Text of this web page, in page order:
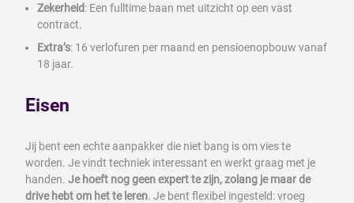
Zekerheid: Een fulltime baan met uitzicht op een vast
contract.
Extra’s: 16 verlofuren per maand en pensioenopbouw vanaf
18 jaar.
Eisen
Jij bent een echte aanpakker die niet bang is om vies te
worden. Je vindt techniek interessant en werkt graag met je
handen. Je hoeft nog geen expert te zijn, zolang je maar de
drive hebt om het te leren. Je bent flexibel ingesteld: vroeg